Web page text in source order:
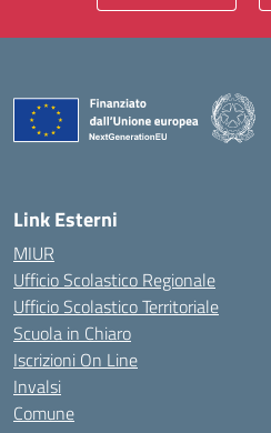
Link Esterni
MIUR
Ufficio Scolastico Regionale
Ufficio Scolastico Territoriale
Scuola in Chiaro
Iscrizioni On Line
Invalsi
Comune